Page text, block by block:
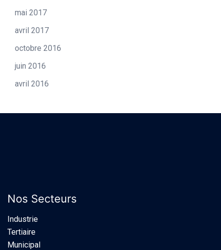
mai 2017
avril 2017
octobre 2016
juin 2016
avril 2016
Nos Secteurs
Industrie​
Tertiaire
Municipal